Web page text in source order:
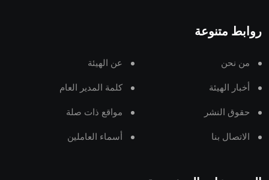
روابط متنوعة
من نحن عن الهيئة
أخبار الهيئة كلمة المدير العام
حقوق النشر مواقع ذات صلة
الاتصال بنا أسماء العاملين